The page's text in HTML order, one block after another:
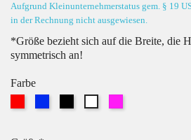
Aufgrund Kleinunternehmerstatus gem. § 19
in der Rechnung nicht ausgewiesen.
*Größe bezieht sich auf die Breite, die
symmetrisch an!
Farbe